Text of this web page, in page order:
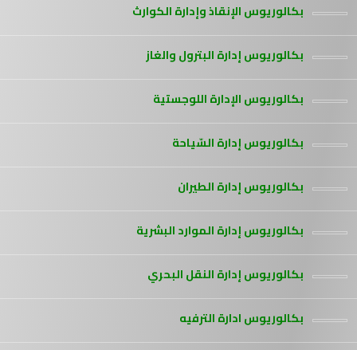
بكالوريوس الإنقاذ وإدارة الكوارث
بكالوريوس إدارة البترول والغاز
بكالوريوس الإدارة اللوجستية
بكالوريوس إدارة السّياحة
بكالوريوس إدارة الطيران
بكالوريوس إدارة الموارد البشرية
بكالوريوس إدارة النقل البحري
بكالوريوس ادارة الترفيه